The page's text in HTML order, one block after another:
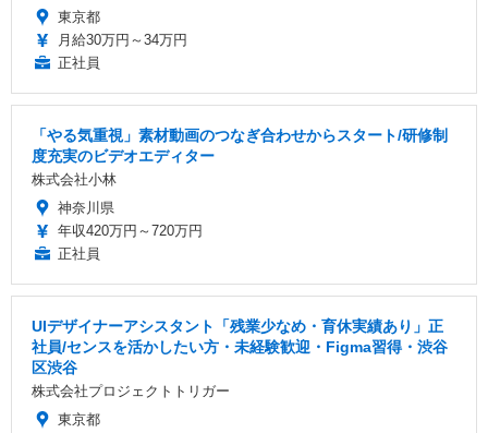
東京都
月給30万円～34万円
正社員
「やる気重視」素材動画のつなぎ合わせからスタート/研修制
度充実のビデオエディター
株式会社小林
神奈川県
年収420万円～720万円
正社員
UIデザイナーアシスタント「残業少なめ・育休実績あり」正
社員/センスを活かしたい方・未経験歓迎・Figma習得・渋谷
区渋谷
株式会社プロジェクトトリガー
東京都